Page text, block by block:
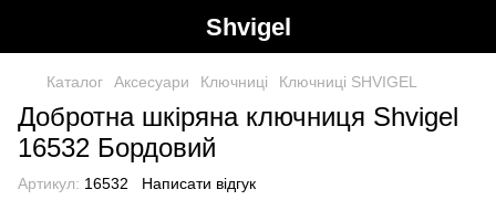
Shvigel
Каталог Аксесуари Ключниці Ключниці SHVIGEL
Добротна шкіряна ключниця Shvigel
16532 Бордовий
Артикул: 16532 Написати відгук